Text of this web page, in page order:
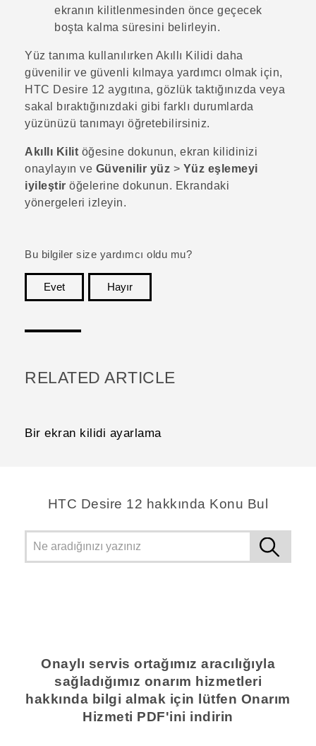
ekranın kilitlenmesinden önce geçecek
boşta kalma süresini belirleyin.
Yüz tanıma kullanılırken Akıllı Kilidi daha
güvenilir ve güvenli kılmaya yardımcı olmak için,
HTC Desire 12 aygıtına, gözlük taktığınızda veya
sakal bıraktığınızdaki gibi farklı durumlarda
yüzünüzü tanımayı öğretebilirsiniz.
Akıllı Kilit öğesine dokunun, ekran kilidinizi
onaylayın ve Güvenilir yüz > Yüz eşlemeyi
iyileştir öğelerine dokunun. Ekrandaki
yönergeleri izleyin.
Bu bilgiler size yardımcı oldu mu?
Evet
Hayır
RELATED ARTICLE
Bir ekran kilidi ayarlama
HTC Desire 12 hakkında Konu Bul
Onaylı servis ortağımız aracılığıyla
sağladığımız onarım hizmetleri
hakkında bilgi almak için lütfen Onarım
Hizmeti PDF'ini indirin